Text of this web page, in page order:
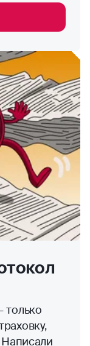
только